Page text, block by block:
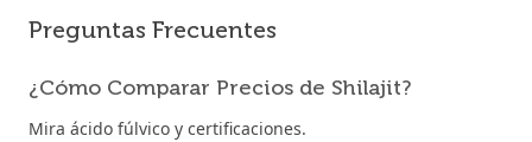
Preguntas Frecuentes
¿Cómo Comparar Precios de Shilajit?
Mira ácido fúlvico y certificaciones.